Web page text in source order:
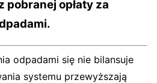
opłaty za
odpadami się nie bilansuje
systemu przewyższają